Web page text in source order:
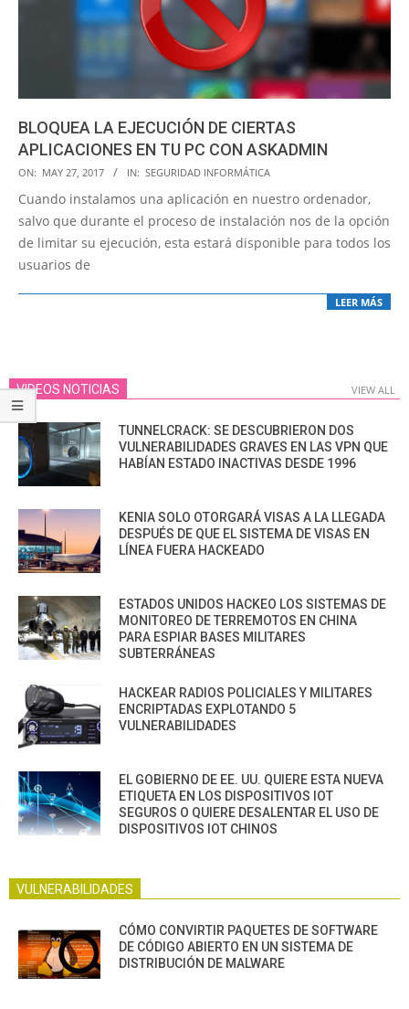
BLOQUEA LA EJECUCIÓN DE CIERTAS
APLICACIONES EN TU PC CON ASKADMIN
2017-
05-
27
ON: MAY 27, 2017 IN: SEGURIDAD INFORMÁTICA
Cuando instalamos una aplicación en nuestro ordenador,
salvo que durante el proceso de instalación nos de la opción
de limitar su ejecución, esta estará disponible para todos los
usuarios de
LEER MÁS
VIDEOS NOTICIAS VIEW ALL
TUNNELCRACK: SE DESCUBRIERON DOS
VULNERABILIDADES GRAVES EN LAS VPN QUE
HABÍAN ESTADO INACTIVAS DESDE 1996
KENIA SOLO OTORGARÁ VISAS A LA LLEGADA
DESPUÉS DE QUE EL SISTEMA DE VISAS EN
LÍNEA FUERA HACKEADO
ESTADOS UNIDOS HACKEO LOS SISTEMAS DE
MONITOREO DE TERREMOTOS EN CHINA
PARA ESPIAR BASES MILITARES
SUBTERRÁNEAS
HACKEAR RADIOS POLICIALES Y MILITARES
ENCRIPTADAS EXPLOTANDO 5
VULNERABILIDADES
EL GOBIERNO DE EE. UU. QUIERE ESTA NUEVA
ETIQUETA EN LOS DISPOSITIVOS IOT
SEGUROS O QUIERE DESALENTAR EL USO DE
DISPOSITIVOS IOT CHINOS
VULNERABILIDADES
CÓMO CONVIRTIR PAQUETES DE SOFTWARE
DE CÓDIGO ABIERTO EN UN SISTEMA DE
DISTRIBUCIÓN DE MALWARE